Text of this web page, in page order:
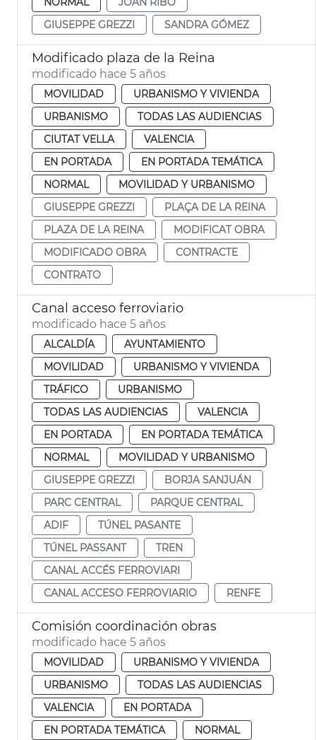
GIUSEPPE GREZZI
SANDRA GÓMEZ
Modificado plaza de la Reina
modificado hace 5 años
MOVILIDAD
URBANISMO Y VIVIENDA
URBANISMO
TODAS LAS AUDIENCIAS
CIUTAT VELLA
VALENCIA
EN PORTADA
EN PORTADA TEMÁTICA
NORMAL
MOVILIDAD Y URBANISMO
GIUSEPPE GREZZI
PLAÇA DE LA REINA
PLAZA DE LA REINA
MODIFICAT OBRA
MODIFICADO OBRA
CONTRACTE
CONTRATO
Canal acceso ferroviario
modificado hace 5 años
ALCALDÍA
AYUNTAMIENTO
MOVILIDAD
URBANISMO Y VIVIENDA
TRÁFICO
URBANISMO
TODAS LAS AUDIENCIAS
VALENCIA
EN PORTADA
EN PORTADA TEMÁTICA
NORMAL
MOVILIDAD Y URBANISMO
GIUSEPPE GREZZI
BORJA SANJUÁN
PARC CENTRAL
PARQUE CENTRAL
ADIF
TÚNEL PASANTE
TÚNEL PASSANT
TREN
CANAL ACCÉS FERROVIARI
CANAL ACCESO FERROVIARIO
RENFE
Comisión coordinación obras
modificado hace 5 años
MOVILIDAD
URBANISMO Y VIVIENDA
URBANISMO
TODAS LAS AUDIENCIAS
VALENCIA
EN PORTADA
EN PORTADA TEMÁTICA
NORMAL